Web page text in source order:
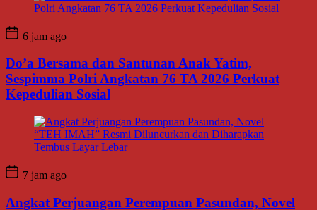
6 jam ago
Do’a Bersama dan Santunan Anak Yatim,
Sespimma Polri Angkatan 76 TA 2026 Perkuat
Kepedulian Sosial
7 jam ago
Angkat Perjuangan Perempuan Pasundan, Novel